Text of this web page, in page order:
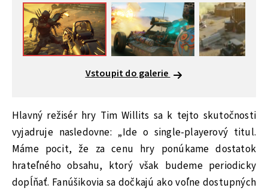
Vstoupit do galerie
Hlavný režisér hry Tim Willits sa k tejto skutočnosti
vyjadruje nasledovne: „Ide o single-playerový titul.
Máme pocit, že za cenu hry ponúkame dostatok
hrateľného obsahu, ktorý však budeme periodicky
dopĺňať. Fanúšikovia sa dočkajú ako voľne dostupných